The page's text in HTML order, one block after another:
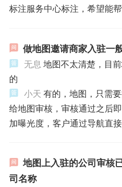
标注服务中心标注，希望能帮
做地图邀请商家入驻一
无息 地图不太清楚，目前
的
小天 有的，地图，只需
给地图审核，审核通过之后
加曝光度，客户通过导航直
地图上入驻的公司审核
司名称